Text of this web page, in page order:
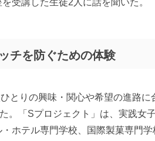
受講した生徒2人に話を聞いた。
チを防ぐための体験
とりの興味・関心や希望の進路に
。「Sプロジェクト」は、実践女子
ホテル専門学校、国際製菓専門